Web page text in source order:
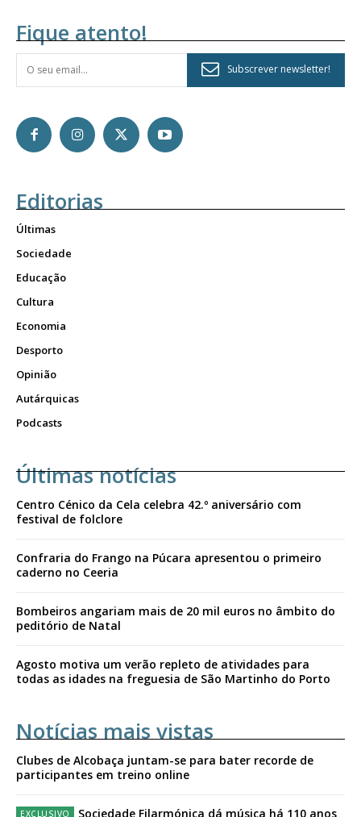
Fique atento!
Subscrever newsletter!
Editorias
Últimas
Sociedade
Educação
Cultura
Economia
Desporto
Opinião
Autárquicas
Podcasts
Últimas notícias
Centro Cénico da Cela celebra 42.º aniversário com
festival de folclore
Confraria do Frango na Púcara apresentou o primeiro
caderno no Ceeria
Bombeiros angariam mais de 20 mil euros no âmbito do
peditório de Natal
Agosto motiva um verão repleto de atividades para
todas as idades na freguesia de São Martinho do Porto
Notícias mais vistas
Clubes de Alcobaça juntam-se para bater recorde de
participantes em treino online
Sociedade Filarmónica dá música há 110 anos